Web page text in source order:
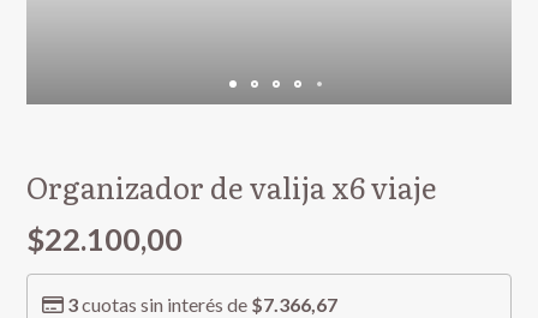
Organizador de valija x6 viaje
$22.100,00
3cuotas sin interés de $7.366,67